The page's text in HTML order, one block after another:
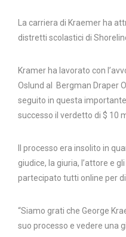
La carriera di Kraemer ha
distretti scolastici di
Kramer ha lavorato con
Oslund al Bergman Draper
seguito in questa
successo il verdetto di $ 10
Il processo era insolito in
giudice, la giuria, l’attore e
partecipato tutti online per
“Siamo grati che George
suo processo e vedere una